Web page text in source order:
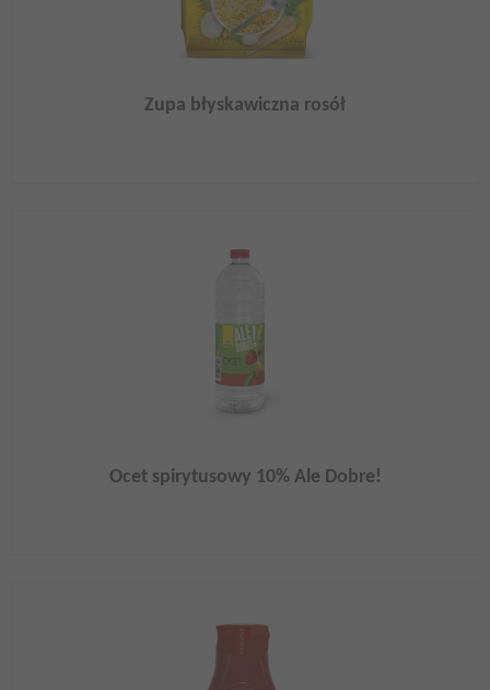
Zupa błyskawiczna rosół
Ocet spirytusowy 10% Ale Dobre!